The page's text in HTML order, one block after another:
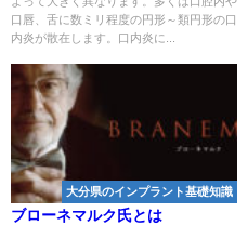
口唇、舌に数ミリ程度の円形～類円形の口
内炎が散在します。口内炎に...
大分県のインプラント基礎知識
ブローネマルク氏とは